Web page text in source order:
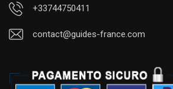
+33744750411
contact@guides-france.com